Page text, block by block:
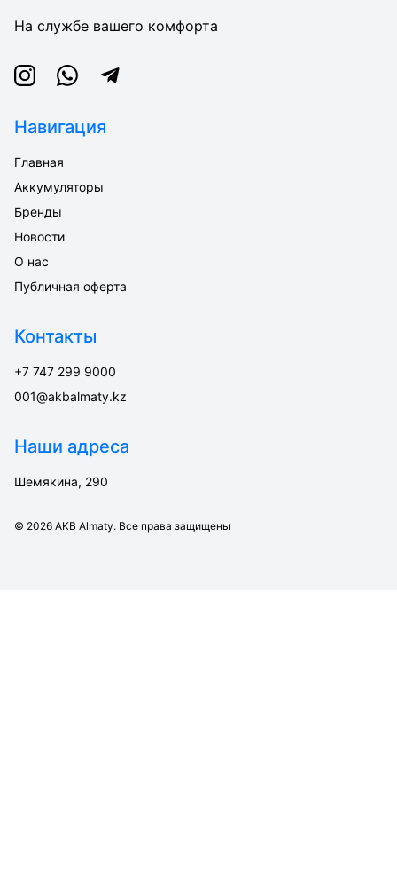
На службе вашего комфорта
InstagramWhatsappTelegram
Навигация
Главная
Аккумуляторы
Бренды
Новости
О нас
Публичная оферта
Контакты
+7 747 299 9000
001@akbalmaty.kz
Наши адреса
Шемякина, 290
© 2026 AKB Almaty. Все права защищены